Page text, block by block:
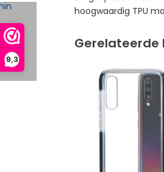
9,3
hoogwaardig TPU
Gerelateerde